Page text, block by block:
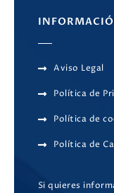
Aviso Legal
Política de
Política de
Política de
Si quieres